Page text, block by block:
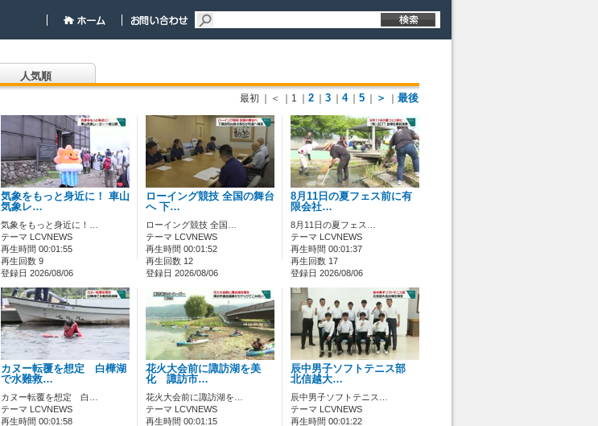
人気順
最初 ｜＜ ｜1 2 3 4 5 ＞ 最後
気象をもっと身近に！ 車山
気象レ…
気象をもっと身近に！…
テーマ LCVNEWS
再生時間 00:01:55
再生回数 9
登録日 2026/08/06
ローイング競技 全国の舞台
へ 下…
ローイング競技 全国…
テーマ LCVNEWS
再生時間 00:01:52
再生回数 12
登録日 2026/08/06
8月11日の夏フェス前に有
限会社…
8月11日の夏フェス…
テーマ LCVNEWS
再生時間 00:01:37
再生回数 17
登録日 2026/08/06
カヌー転覆を想定 白樺湖
で水難救…
カヌー転覆を想定 白…
テーマ LCVNEWS
再生時間 00:01:58
花火大会前に諏訪湖を美
化 諏訪市…
花火大会前に諏訪湖を…
テーマ LCVNEWS
再生時間 00:01:15
辰中男子ソフトテニス部
北信越大…
辰中男子ソフトテニス…
テーマ LCVNEWS
再生時間 00:01:22